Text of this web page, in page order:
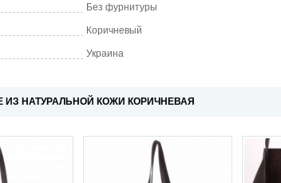
Без фурнитуры
Коричневый
Украина
ИЗ НАТУРАЛЬНОЙ КОЖИ КОРИЧНЕВАЯ